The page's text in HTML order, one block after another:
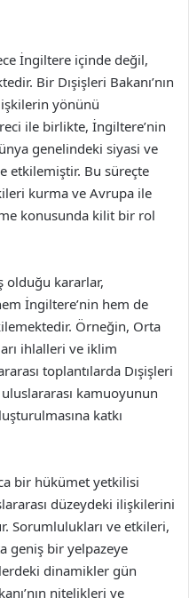
İngiltere içinde değil,
Bir Dışişleri Bakanı’nın
yönünü
ile birlikte, İngiltere’nin
genelindeki siyasi ve
etkilemiştir. Bu süreçte
kurma ve Avrupa ile
konusunda kilit bir rol
olduğu kararlar,
İngiltere’nin hem de
Örneğin, Orta
ihlalleri ve iklim
toplantılarda Dışişleri
uluslararası kamuoyunun
katkı
bir hükümet yetkilisi
düzeydeki ilişkilerini
Sorumlulukları ve etkileri,
geniş bir yelpazeye
dinamikler gün
nitelikleri ve